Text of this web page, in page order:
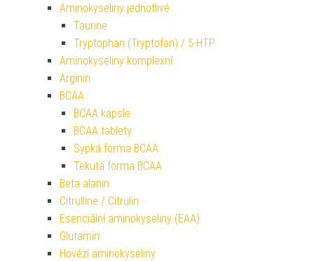
Aminokyseliny jednotlivé
Taurine
Tryptophan (Tryptofan) / 5-HTP
Aminokyseliny komplexní
Arginin
BCAA
BCAA kapsle
BCAA tablety
Sypká forma BCAA
Tekutá forma BCAA
Beta alanin
Citrulline / Citrulin
Esenciální aminokyseliny (EAA)
Glutamin
Hovězí aminokyseliny